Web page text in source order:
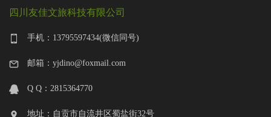
四川友佳文旅科技有限公司
手机：13795597434(微信同号)
邮箱：yjdino@foxmail.com
Q Q：2815364770
地址：自贡市自流井区蜀盐街32号